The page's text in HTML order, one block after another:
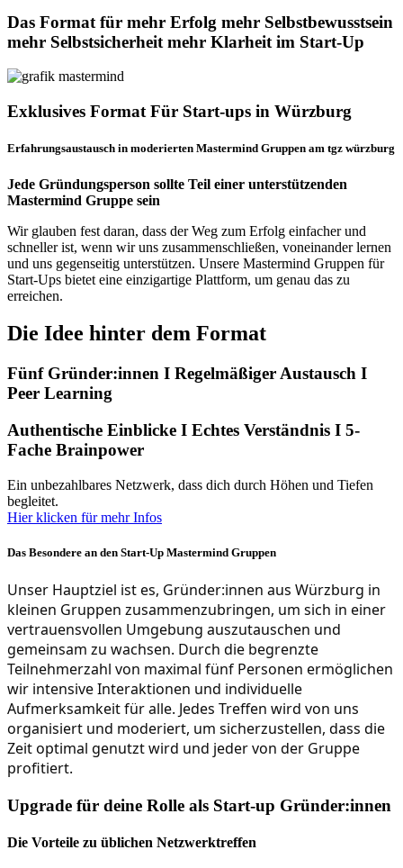
Das Format für mehr Erfolg mehr Selbstbewusstsein
mehr Selbstsicherheit mehr Klarheit im Start-Up
Exklusives Format Für Start-ups in Würzburg
Erfahrungsaustausch in moderierten Mastermind Gruppen am tgz würzburg
Jede Gründungsperson sollte Teil einer unterstützenden
Mastermind Gruppe sein
Wir glauben fest daran, dass der Weg zum Erfolg einfacher und
schneller ist, wenn wir uns zusammenschließen, voneinander lernen
und uns gegenseitig unterstützen. Unsere Mastermind Gruppen für
Start-Ups bietet eine einzigartige Plattform, um genau das zu
erreichen.
Die Idee hinter dem Format
Fünf Gründer:innen I Regelmäßiger Austausch I
Peer Learning
Authentische Einblicke I Echtes Verständnis I 5-
Fache Brainpower
Ein unbezahlbares Netzwerk, dass dich durch Höhen und Tiefen
begleitet.
Hier klicken für mehr Infos
Das Besondere an den Start-Up Mastermind Gruppen
Unser Hauptziel ist es, Gründer:innen aus Würzburg in
kleinen Gruppen zusammenzubringen, um sich in einer
vertrauensvollen Umgebung auszutauschen und
gemeinsam zu wachsen. Durch die begrenzte
Teilnehmerzahl von maximal fünf Personen ermöglichen
wir intensive Interaktionen und individuelle
Aufmerksamkeit für alle. Jedes Treffen wird von uns
organisiert und moderiert, um sicherzustellen, dass die
Zeit optimal genutzt wird und jeder von der Gruppe
profitiert.
Upgrade für deine Rolle als Start-up Gründer:innen
Die Vorteile zu üblichen Netzwerktreffen